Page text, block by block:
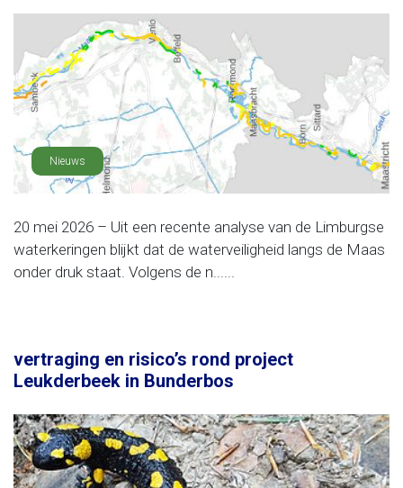
Nieuws
20 mei 2026 – Uit een recente analyse van de Limburgse
waterkeringen blijkt dat de waterveiligheid langs de Maas
onder druk staat. Volgens de n......
vertraging en risico’s rond project
Leukderbeek in Bunderbos